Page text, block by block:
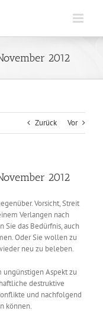
2012
Zurück Vor
2012
Vorsicht, Streit
Verlangen nach
Sie das Bedürfnis, auch
Oder Sie wollen zu
neu zu beleben.
ungünstigen Aspekt zu
destruktive
und nachfolgend
können.